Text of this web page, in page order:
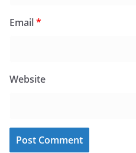
Email*
Website